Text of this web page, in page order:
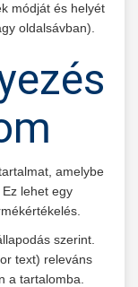
módját és helyét
oldalsávban).
amelybe
lehet egy
szerint.
text) releváns
a tartalomba.